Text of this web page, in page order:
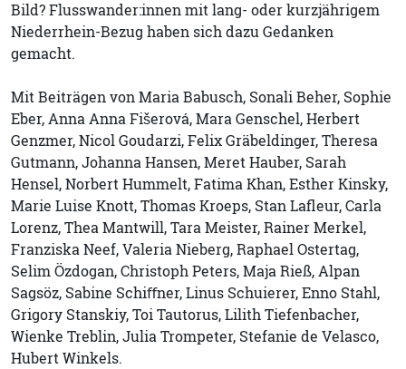
Bild? Flusswander:innen mit lang- oder kurzjährigem
Niederrhein-Bezug haben sich dazu Gedanken
gemacht.
Mit Beiträgen von Maria Babusch, Sonali Beher, Sophie
Eber, Anna Anna Fišerová, Mara Genschel, Herbert
Genzmer, Nicol Goudarzi, Felix Gräbeldinger, Theresa
Gutmann, Johanna Hansen, Meret Hauber, Sarah
Hensel, Norbert Hummelt, Fatima Khan, Esther Kinsky,
Marie Luise Knott, Thomas Kroeps, Stan Lafleur, Carla
Lorenz, Thea Mantwill, Tara Meister, Rainer Merkel,
Franziska Neef, Valeria Nieberg, Raphael Ostertag,
Selim Özdogan, Christoph Peters, Maja Rieß, Alpan
Sagsöz, Sabine Schiﬀner, Linus Schuierer, Enno Stahl,
Grigory Stanskiy, Toi Tautorus, Lilith Tiefenbacher,
Wienke Treblin, Julia Trompeter, Stefanie de Velasco,
Hubert Winkels.